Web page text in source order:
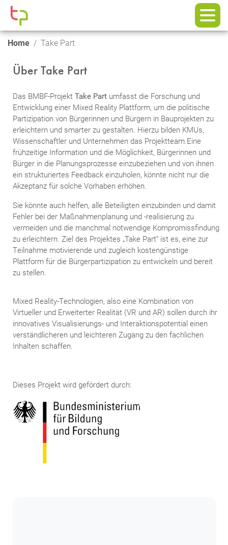
Home Take Part
Über Take Part
Das BMBF-Projekt Take Part umfasst die Forschung und
Entwicklung einer Mixed Reality Plattform, um die politische
Partizipation von Bürgerinnen und Bürgern in Bauprojekten zu
erleichtern und smarter zu gestalten. Hierzu bilden KMUs,
Wissenschaftler und Unternehmen das Projektteam.Eine
frühzeitige Information und die Möglichkeit, Bürgerinnen und
Bürger in die Planungsprozesse einzubeziehen und von ihnen
ein strukturiertes Feedback einzuholen, könnte nicht nur die
Akzeptanz für solche Vorhaben erhöhen.
Sie könnte auch helfen, alle Beteiligten einzubinden und damit
Fehler bei der Maßnahmenplanung und -realisierung zu
vermeiden und die manchmal notwendige Kompromissfindung
zu erleichtern. Ziel des Projektes „Take Part“ ist es, eine zur
Teilnahme motivierende und zugleich kostengünstige
Plattform für die Bürgerpartizipation zu entwickeln und bereit
zu stellen.
Mixed Reality-Technologien, also eine Kombination von
Virtueller und Erweiterter Realität (VR und AR) sollen durch ihr
innovatives Visualisierungs- und Interaktionspotential einen
verständlicheren und leichteren Zugang zu den fachlichen
Inhalten schaffen.
Dieses Projekt wird gefördert durch: